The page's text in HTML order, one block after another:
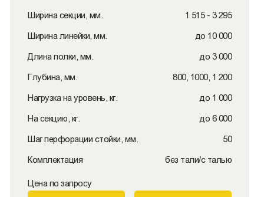
Ширина секции, мм. 1 515 - 3 295
Ширина линейки, мм. до 10 000
Длина полки, мм. до 3 000
Глубина, мм. 800, 1000, 1 200
Нагрузка на уровень, кг. до 1 000
На секцию, кг. до 6 000
Шаг перфорации стойки, мм. 50
Комплектация без тали/с талью
Цена по запросу